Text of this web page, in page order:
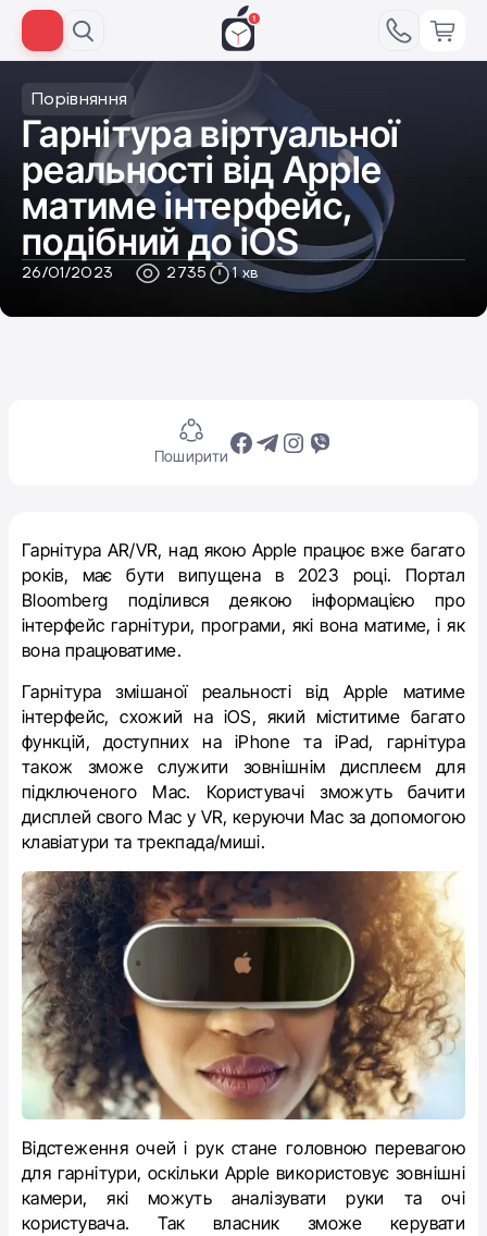
Порівняння
Гарнітура віртуальної
реальності від Apple
матиме інтерфейс,
подібний до iOS
26/01/2023 2735 1 хв
Поширити
Гарнітура AR/VR, над якою Apple працює вже багато
років, має бути випущена в 2023 році. Портал
Bloomberg поділився деякою інформацією про
інтерфейс гарнітури, програми, які вона матиме, і як
вона працюватиме.
Гарнітура змішаної реальності від Apple матиме
інтерфейс, схожий на iOS, який міститиме багато
функцій, доступних на iPhone та iPad, гарнітура
також зможе служити зовнішнім дисплеєм для
підключеного Mac. Користувачі зможуть бачити
дисплей свого Mac у VR, керуючи Mac за допомогою
клавіатури та трекпада/миші.
Відстеження очей і рук стане головною перевагою
для гарнітури, оскільки Apple використовує зовнішні
камери, які можуть аналізувати руки та очі
користувача. Так власник зможе керувати